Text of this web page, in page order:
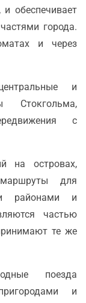
обеспечивает
города.
и через
и
Стокгольма,
с
на островах,
для
районами и
частью
те же
поезда
и